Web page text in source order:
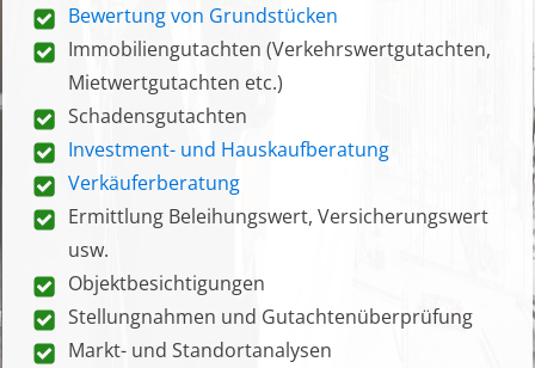
Bewertung von Grundstücken
Immobiliengutachten (Verkehrswertgutachten,
Mietwertgutachten etc.)
Schadensgutachten
Investment- und Hauskaufberatung
Verkäuferberatung
Ermittlung Beleihungswert, Versicherungswert
usw.
Objektbesichtigungen
Stellungnahmen und Gutachtenüberprüfung
Markt- und Standortanalysen